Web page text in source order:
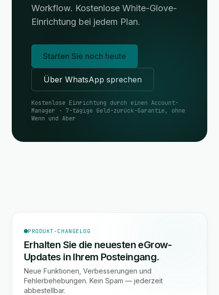
Workflow. Kostenlose White-Glove-
Einrichtung bei jedem Plan.
Starten Sie noch heute
Über WhatsApp sprechen
Kostenlose Einrichtung durch einen Account-
Manager · 7-tägige Geld-zurück-Garantie, ohne
Wenn und Aber
PRODUKT-CHANGELOG
Erhalten Sie die neuesten eGrow-
Updates in Ihrem Posteingang.
Neue Funktionen, Verbesserungen und
Fehlerbehebungen. Kein Spam — jederzeit
abbestellbar.